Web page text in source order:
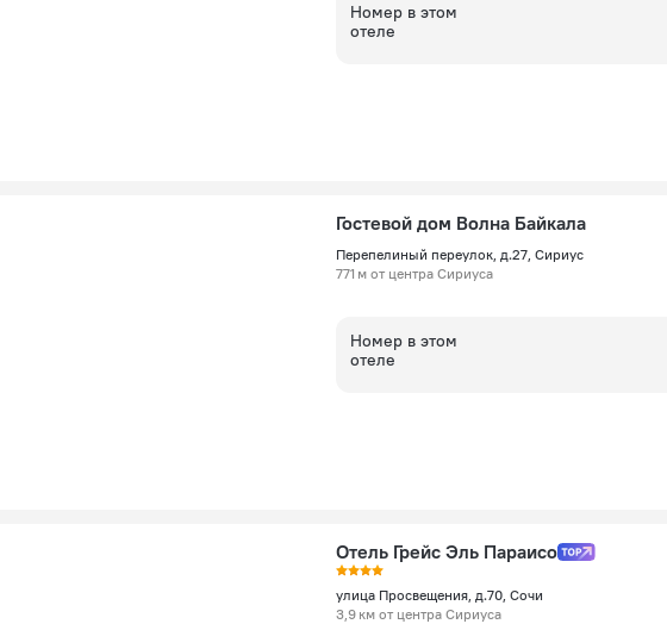
Номер в этом
отеле
Гостевой дом Волна Байкала
Перепелиный переулок, д.27, Сириус
771 м от центра Сириуса
Номер в этом
отеле
Отель Грейс Эль Параисо
улица Просвещения, д.70, Сочи
3,9 км от центра Сириуса